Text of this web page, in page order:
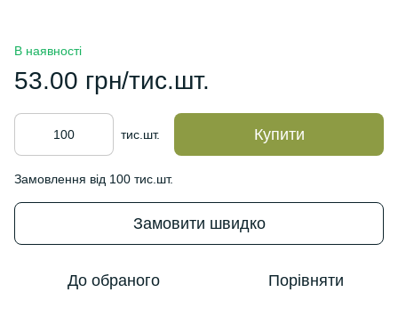
В наявності
53.00 грн/тис.шт.
тис.шт. Купити
Замовлення від 100 тис.шт.
Замовити швидко
До обраного Порівняти